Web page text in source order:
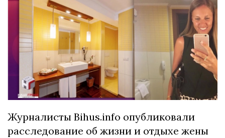
Журналисты Bihus.info опубликовали
расследование об жизни и отдыхе жены